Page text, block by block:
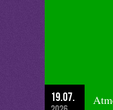
19.07.